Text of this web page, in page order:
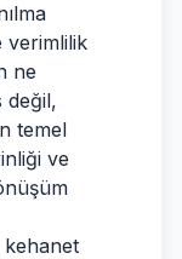
verimlilik
ne
değil,
temel
ve